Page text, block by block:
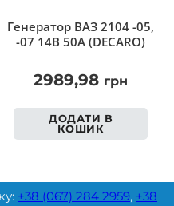
Генератор ВАЗ 2104 -05,
-07 14В 50А (DECARO)
2989,98 грн
ДОДАТИ В
КОШИК
+38 (067) 284 2959, +38